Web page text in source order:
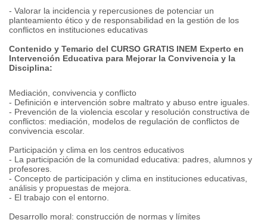
- Valorar la incidencia y repercusiones de potenciar un
planteamiento ético y de responsabilidad en la gestión de los
conflictos en instituciones educativas
Contenido y Temario del CURSO GRATIS INEM Experto en
Intervención Educativa para Mejorar la Convivencia y la
Disciplina:
Mediación, convivencia y conflicto
- Definición e intervención sobre maltrato y abuso entre iguales.
- Prevención de la violencia escolar y resolución constructiva de
conflictos: mediación, modelos de regulación de conflictos de
convivencia escolar.
Participación y clima en los centros educativos
- La participación de la comunidad educativa: padres, alumnos y
profesores.
- Concepto de participación y clima en instituciones educativas,
análisis y propuestas de mejora.
- El trabajo con el entorno.
Desarrollo moral: construcción de normas y límites